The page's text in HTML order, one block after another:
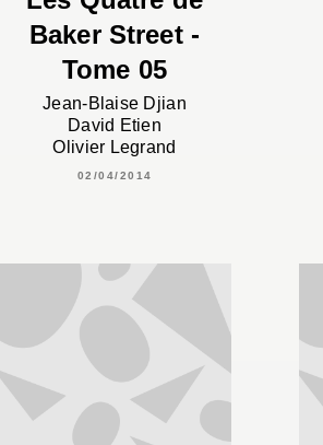
Baker Street -
Tome 05
Jean-Blaise Djian
David Etien
Olivier Legrand
02/04/2014